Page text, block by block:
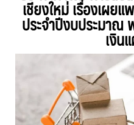
เชียงใหม่ เรื่องเผย
ประจำปีงบประมา
เงิน